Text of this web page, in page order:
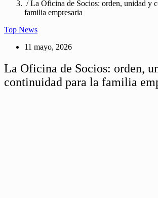
/ La Oficina de Socios: orden, unidad y
familia empresaria
Top News
11 mayo, 2026
La Oficina de Socios: orden,
continuidad para la familia